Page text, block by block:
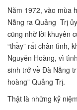
Năm 1972, vào mùa
Nẵng ra Quảng Trị
cũng nhờ lời khuyên
“thầy” rất chân tình,
Nguyễn Hoàng, vì
sinh trở về Đà Nẵng
hoàng” Quảng Trị.
Thật là những kỷ